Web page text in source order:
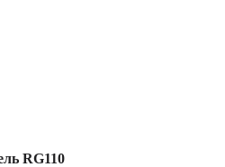
RG110